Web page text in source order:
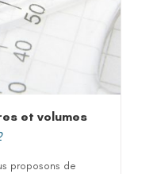
et volumes
proposons de